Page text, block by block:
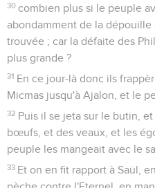
30 combien plus si le peuple
abondamment de la dépouille
trouvée ; car la défaite des
plus grande ?
31 En ce jour-là donc ils
Micmas jusqu'à Ajalon, et le
32 Puis il se jeta sur le butin,
bœufs, et des veaux, et les
peuple les mangeait avec le
33 Et on en fit rapport à Saül,